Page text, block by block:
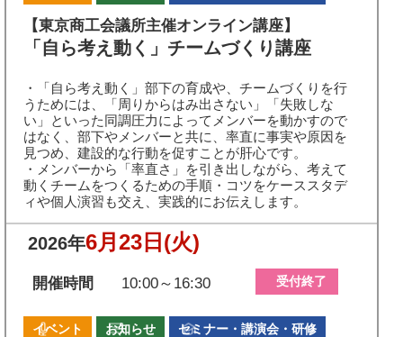
【東京商工会議所主催オンライン講座】
「自ら考え動く」チームづくり講座
・「自ら考え動く」部下の育成や、チームづくりを行
うためには、「周りからはみ出さない」「失敗しな
い」といった同調圧力によってメンバーを動かすので
はなく、部下やメンバーと共に、率直に事実や原因を
見つめ、建設的な行動を促すことが肝心です。
・メンバーから「率直さ」を引き出しながら、考えて
動くチームをつくるための手順・コツをケーススタデ
ィや個人演習も交え、実践的にお伝えします。
2026年6月23日 (火)
開催時間 10:00～16:30 受付終了
イベント お知らせ セミナー・講演会・研修